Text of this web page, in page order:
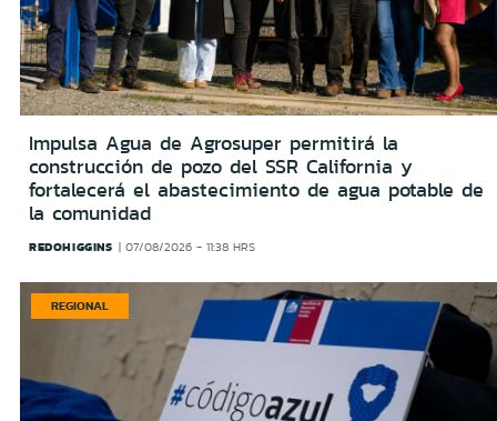
Impulsa Agua de Agrosuper permitirá la
construcción de pozo del SSR California y
fortalecerá el abastecimiento de agua potable de
la comunidad
REDOHIGGINS 07/08/2026 - 11:38 HRS
REGIONAL